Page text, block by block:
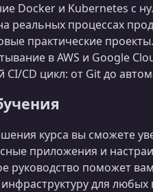
Docker и Kubernetes с
реальных процессах
практические проекты.
в AWS и Google
CD цикл: от Git до
курса вы сможете
приложения и
руководство поможет
для